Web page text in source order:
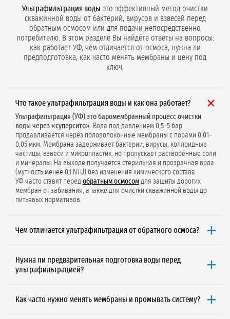
Ультрафильтрация воды это эффективный метод очистки
скважинной воды от бактерий, вирусов и взвесей перед
обратным осмосом или для подачи непосредственно
потребителю. В этом разделе Вы найдёте ответы на вопросы:
как работает УФ, чем отличается от осмоса, нужна ли
предподготовка, как часто менять мембраны и цену под
ключ.
Что такое ультрафильтрация воды и как она работает?
Ультрафильтрация (УФ) это баромембранный процесс очистки
воды через «суперсито». Вода под давлением 0,5–5 бар
продавливается через половолоконные мембраны с порами 0,01–
0,05 мкм. Мембрана задерживает бактерии, вирусы, коллоидные
частицы, взвеси и микропластик, но пропускает растворённые соли
и минералы. На выходе получается стерильная и прозрачная вода
(мутность менее 0,1 NTU) без изменения химического состава.
УФ часто ставят перед обратным осмосом для защиты дорогих
мембран от забивания, а также для очистки скважинной воды до
питьевых нормативов.
Чем отличается ультрафильтрация от обратного осмоса?
вирусы, коллоиды и взвеси, но пропускает соли и минералы.
Обратный осмос (поры < 0,001 мкм) удаляет до 99% всех
УФ стоит в 2–3 раза дешевле, сбрасывает в дренаж только 1–3%
Нужна ли предварительная подготовка воды перед
ультрафильтрацией?
дорогостоящих элементов. Основные ступени предподготовки:
Как часто нужно менять мембраны и промывать систему?